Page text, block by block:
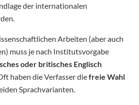
der internationalen
Arbeiten (aber auch
muss je nach Institutsvorgabe
oder britisches Englisch
haben die Verfasser diefreie Wahl
Sprachvarianten.